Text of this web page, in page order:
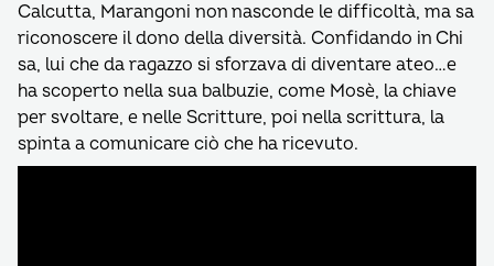
Calcutta, Marangoni non nasconde le difficoltà, ma sa
riconoscere il dono della diversità. Confidando in Chi
sa, lui che da ragazzo si sforzava di diventare ateo…e
ha scoperto nella sua balbuzie, come Mosè, la chiave
per svoltare, e nelle Scritture, poi nella scrittura, la
spinta a comunicare ciò che ha ricevuto.